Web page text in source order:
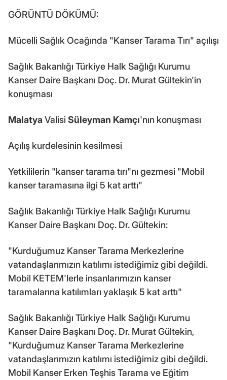
GÖRÜNTÜ DÖKÜMÜ:
Mücelli Sağlık Ocağında "Kanser Tarama Tırı" açılışı
Sağlık Bakanlığı Türkiye Halk Sağlığı Kurumu
Kanser Daire Başkanı Doç. Dr. Murat Gültekin'in
konuşması
Malatya ValisiSüleyman Kamçı'nın konuşması
Açılış kurdelesinin kesilmesi
Yetkililerin "kanser tarama tırı"nı gezmesi "Mobil
kanser taramasına ilgi 5 kat arttı"
Sağlık Bakanlığı Türkiye Halk Sağlığı Kurumu
Kanser Daire Başkanı Doç. Dr. Gültekin:
"Kurduğumuz Kanser Tarama Merkezlerine
vatandaşlarımızın katılımı istediğimiz gibi değildi.
Mobil KETEM'lerle insanlarımızın kanser
taramalarına katılımları yaklaşık 5 kat arttı"
Sağlık Bakanlığı Türkiye Halk Sağlığı Kurumu
Kanser Daire Başkanı Doç. Dr. Murat Gültekin,
"Kurduğumuz Kanser Tarama Merkezlerine
vatandaşlarımızın katılımı istediğimiz gibi değildi.
Mobil Kanser Erken Teşhis Tarama ve Eğitim